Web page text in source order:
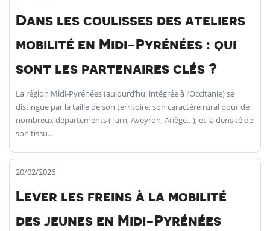
Dans les coulisses des ateliers
mobilité en Midi-Pyrénées : qui
sont les partenaires clés ?
La région Midi-Pyrénées (aujourd’hui intégrée à l’Occitanie) se
distingue par la taille de son territoire, son caractère rural pour de
nombreux départements (Tarn, Aveyron, Ariège…), et la densité de
son tissu...
20/02/2026
Lever les freins à la mobilité
des jeunes en Midi-Pyrénées